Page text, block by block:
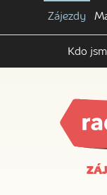
Zájezdy
Kdo